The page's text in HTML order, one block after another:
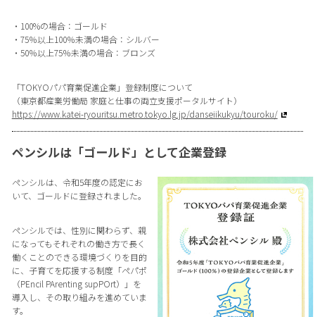
・100%の場合：ゴールド
・75％以上100％未満の場合：シルバー
・50％以上75％未満の場合：ブロンズ
「TOKYOパパ育業促進企業」登録制度について
（東京都産業労働局 家庭と仕事の両立支援ポータルサイト）
https://www.katei-ryouritsu.metro.tokyo.lg.jp/danseiikukyu/touroku/
ペンシルは「ゴールド」として企業登録
ペンシルは、令和5年度の認定にお
いて、ゴールドに登録されました。
ペンシルでは、性別に関わらず、親
になってもそれぞれの働き方で長く
働くことのできる環境づくりを目的
に、子育てを応援する制度「ペパポ
（PEncil PArenting supPOrt）」を
導入し、その取り組みを進めていま
す。